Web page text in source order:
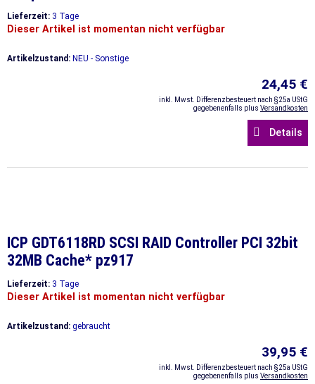
Lieferzeit: 3 Tage
Dieser Artikel ist momentan nicht verfügbar
Artikelzustand: NEU - Sonstige
24,45 €
inkl. Mwst. Differenzbesteuert nach §25a UStG
gegebenenfalls plus Versandkosten
Details
ICP GDT6118RD SCSI RAID Controller PCI 32bit
32MB Cache* pz917
Lieferzeit: 3 Tage
Dieser Artikel ist momentan nicht verfügbar
Artikelzustand: gebraucht
39,95 €
inkl. Mwst. Differenzbesteuert nach §25a UStG
gegebenenfalls plus Versandkosten